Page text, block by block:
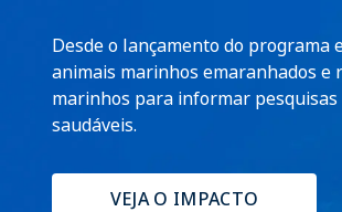
Desde o lançamento do programa
animais marinhos emaranhados e
marinhos para informar
saudáveis.
VEJA O IMPACTO